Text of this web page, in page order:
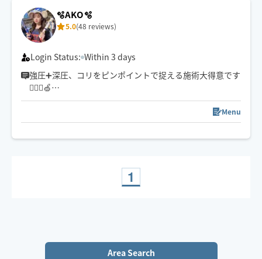
【選ばれる理由】
・手のひら全体で包み込む密着感
・頭/腕/足裏まで全身施術
・オーダーメイド施術
🌿‬もみほぐし/ストレッチ
🌿オイルマッサージ
🌿足踏みマッサージ
🫧AKO🫧
5.0(48 reviews)
Login Status: Within 3 days
強圧➕深圧、コリをピンポイントで捉える施術大得意です
💆🏻‍♀️🍏
小柄ですがパワー全開なのと手が温かくお客様にお褒め
いただくことが多いので是非一度受けてみてほしいです
🌱
※ご新規様は90分以上でのご予約でお願いいたします。
Menu
1
Area Search